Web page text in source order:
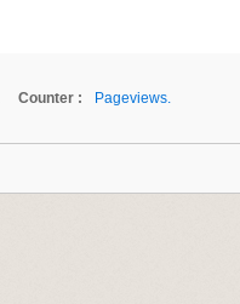
Counter :
Pageviews.